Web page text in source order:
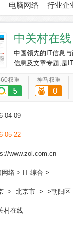
电脑网络 行业企
中关村在线
中国领先的IT信息
信息及文章专题,是
权重 神马权重
04-09
05-22
www.zol.com.cn
网络 > IT-综合 >
> 北京市 > >朝阳区
村在线